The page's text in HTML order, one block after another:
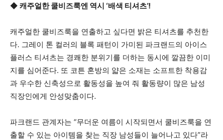
◆ 캐주얼한 쿨비즈룩엔 역시 ‘배색 티셔츠’!
캐주얼한 쿨비즈룩을 연출하고 싶다면 밝은 티셔츠를 추천한
다. 그레이 톤 컬러의 블록 패턴이 가미된 파크랜드의 아이스
플러스 티셔츠는 경쾌한 분위기를 더하는 동시에 깔끔한 이미
지를 심어준다. 또 코튼 혼방의 얇은 소재는 소프트한 착용감
과 우수한 신축성으로 활동성을 높여 줘 활동량이 많은 남성
직장인에게 안성맞춤이다.
파크랜드 관계자는 “무더운 여름이 시작되면서 쿨비즈룩을 연
출할 수 있는 아이템을 찾는 직장 남성들이 늘어나고 있다”라